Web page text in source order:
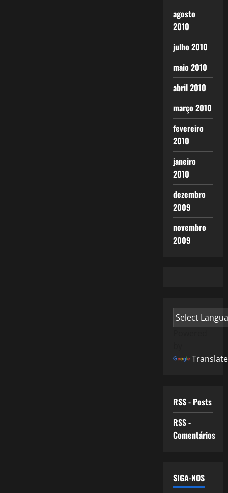
agosto
2010
julho 2010
maio 2010
abril 2010
março 2010
fevereiro
2010
janeiro
2010
dezembro
2009
novembro
2009
Translate
RSS - Posts
RSS -
Comentários
SIGA-NOS